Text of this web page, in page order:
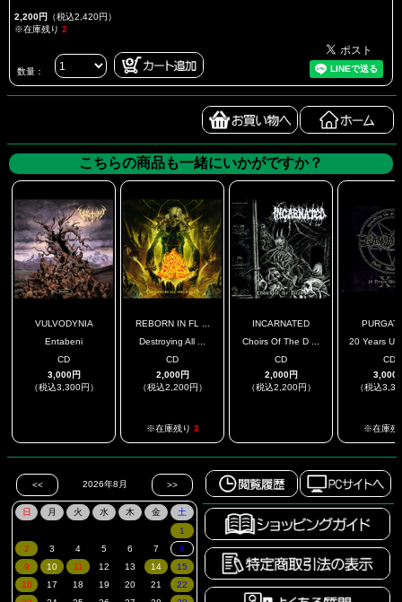
2,200円 （税込2,420円）
※在庫残り 2
数量：
こちらの商品も一緒にいかがですか？
VULVODYNIA
Entabeni
CD
3,000円
（税込3,300円）
REBORN IN FL ...
Destroying All ...
CD
2,000円
（税込2,200円）
※在庫残り 3
INCARNATED
Choirs Of The D ...
CD
2,000円
（税込2,200円）
20 Years
CD
3,000
（税込
※在庫残